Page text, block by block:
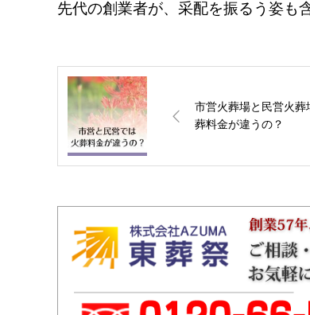
先代の創業者が、采配を振るう姿も含
市営火葬場と民営火葬
葬料金が違うの？